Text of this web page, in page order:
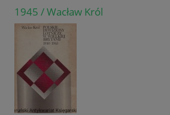
1945 / Wacław Król